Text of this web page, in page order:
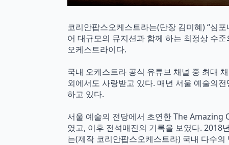
코리안팝스오케스트라는(단장 김미혜) “심
어 대규모의 뮤지션과 함께 하는 최정상 수
오케스트라이다.
국내 오케스트라 공식 유튜브 채널 중 최대
외에서도 사랑받고 있다. 매년 서울 예술의
하고 있다.
서울 예술의 전당에서 초연한 The Amazing
였고, 이후 전석매진의 기록을 보였다. 2018
는(제작 코리안팝스오케스트라) 국내 다수